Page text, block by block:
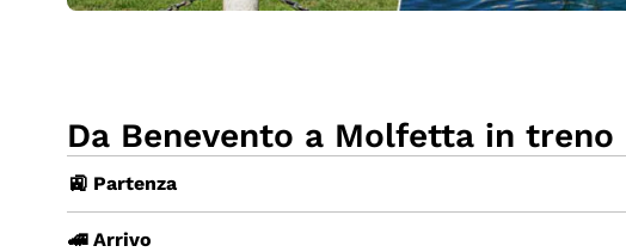
Da Benevento a Molfetta in treno
🚉 Partenza
🚄 Arrivo